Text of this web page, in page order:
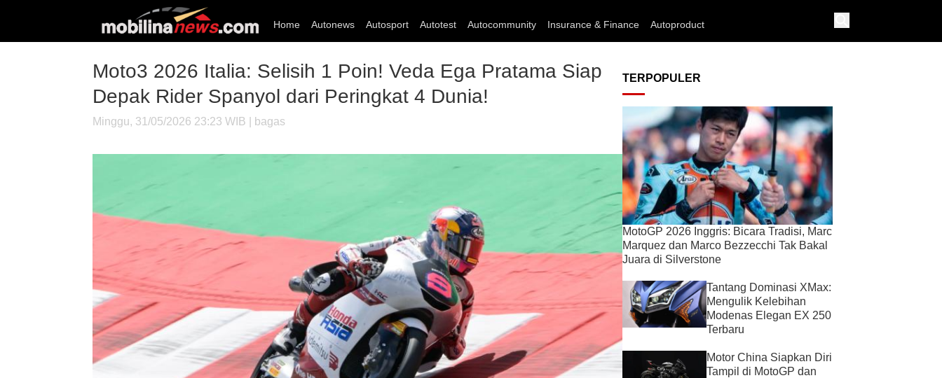
Home Autonews Autosport Autotest Autocommunity Insurance & Finance Autoproduct
Moto3 2026 Italia: Selisih 1 Poin! Veda Ega Pratama Siap
Depak Rider Spanyol dari Peringkat 4 Dunia!
Minggu, 31/05/2026 23:23 WIB | bagas
TERPOPULER
MotoGP 2026 Inggris: Bicara Tradisi, Marc
Marquez dan Marco Bezzecchi Tak Bakal
Juara di Silverstone
Tantang Dominasi XMax:
Mengulik Kelebihan
Modenas Elegan EX 250
Terbaru
Motor China Siapkan Diri
Tampil di MotoGP dan